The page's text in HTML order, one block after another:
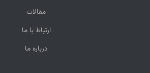
مقالات
ارتباط با ما
درباره ما